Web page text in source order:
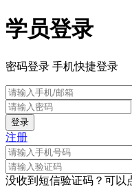
学员登录
密码登录 手机快捷登录
登录
注册
没收到短信验证码？可以